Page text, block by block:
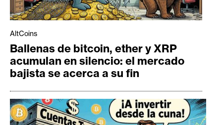
AltCoins
Ballenas de bitcoin, ether y XRP
acumulan en silencio: el mercado
bajista se acerca a su fin